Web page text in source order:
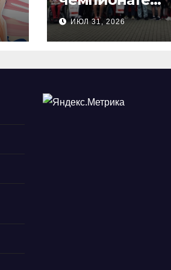
России по
стендовой
стрельбе
ИЮЛ 31, 2026